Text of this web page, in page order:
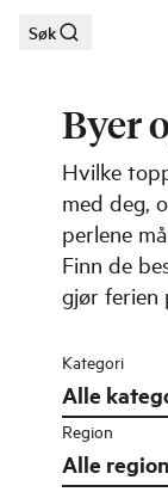
Hopp til
Søk
Byer
Hvilke
med deg,
perlene
Finn de
gjør ferien
Kategori
Region